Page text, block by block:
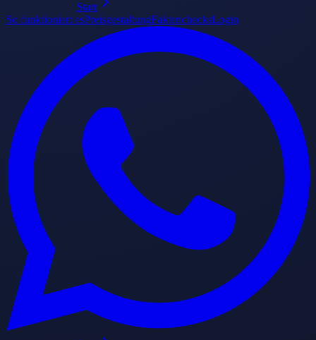
Start
So funktioniert esPreisgestaltungFaktenchecksLogin